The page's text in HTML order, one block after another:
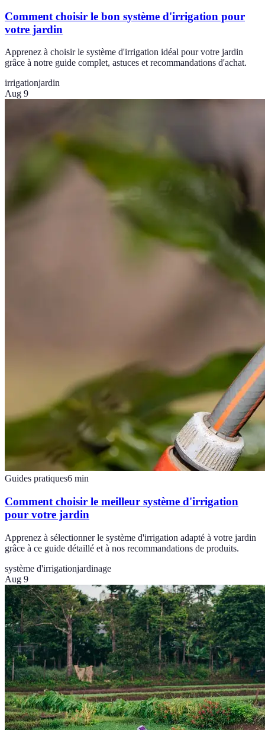
Comment choisir le bon système d'irrigation pour
votre jardin
Apprenez à choisir le système d'irrigation idéal pour votre jardin
grâce à notre guide complet, astuces et recommandations d'achat.
irrigationjardin
Aug 9
Guides pratiques6 min
Comment choisir le meilleur système d'irrigation
pour votre jardin
Apprenez à sélectionner le système d'irrigation adapté à votre jardin
grâce à ce guide détaillé et à nos recommandations de produits.
système d'irrigationjardinage
Aug 9